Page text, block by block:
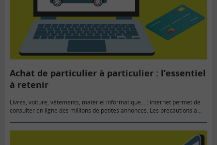
Achat de particulier à particulier : l’essentiel
à retenir
Livres, voiture, vêtements, matériel informatique… : internet permet de
consulter en ligne des millions de petites annonces. Les précautions à